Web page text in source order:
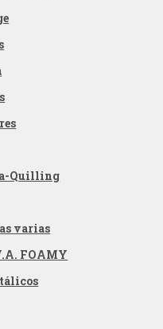
Quilling
varias
FOAMY